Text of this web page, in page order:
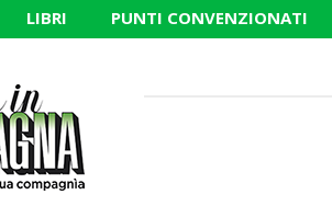
LIBRI PUNTI CONVENZIONATI